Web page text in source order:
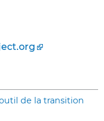
de la transition